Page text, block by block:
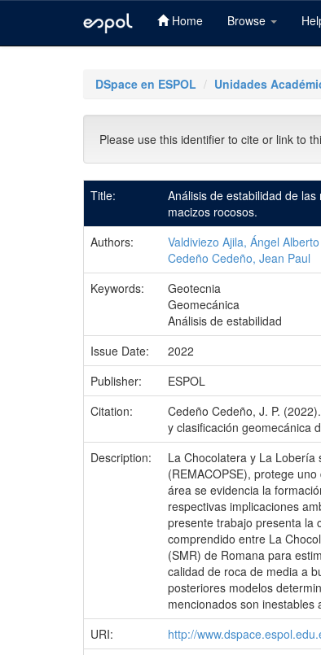
Home Browse
DSpace en ESPOL Unidades
Please use this identifier to cite or link to
Title:
Análisis de estabilidad de
macizos rocosos.
Authors:
Valdiviezo Ajila, Ángel
Cedeño Cedeño, Jean Paul
Keywords:
Geotecnia
Geomecánica
Análisis de estabilidad
Issue Date:
2022
Publisher:
ESPOL
Citation:
Cedeño Cedeño, J. P.
y clasificación geomecánica
Description:
La Chocolatera y La
(REMACOPSE), protege
área se evidencia la
respectivas implicaciones
presente trabajo presenta la
comprendido entre La
(SMR) de Romana para
calidad de roca de media a
posteriores modelos
mencionados son
URI:
http://